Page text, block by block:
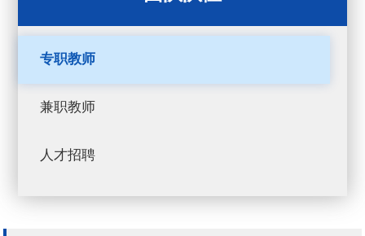
专职教师
兼职教师
人才招聘